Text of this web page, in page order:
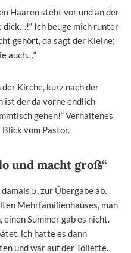
Haaren steht vor und an der
dick…!“ Ich beuge mich runter
gehört, da sagt der Kleine:
auch…“
Kirche, kurz nach der
ist der da vorne endlich
gehen!“ Verhaltenes
Blick vom Pastor.
und macht groß“
5, zur Übergabe ab.
Mehrfamilienhauses, man
Summer gab es nicht.
ich hatte es dann
und war auf der Toilette.